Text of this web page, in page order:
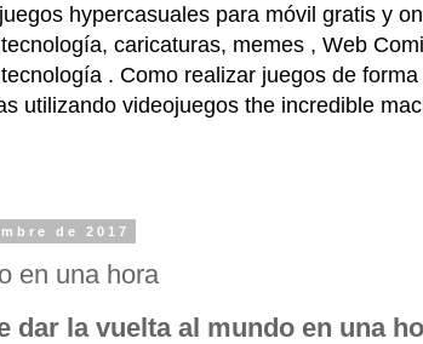
hypercasuales para móvil gratis y
caricaturas, memes , Web
. Como realizar juegos de
utilizando videojuegos the incredible
de 2017
en una hora
dar la vuelta al mundo en una